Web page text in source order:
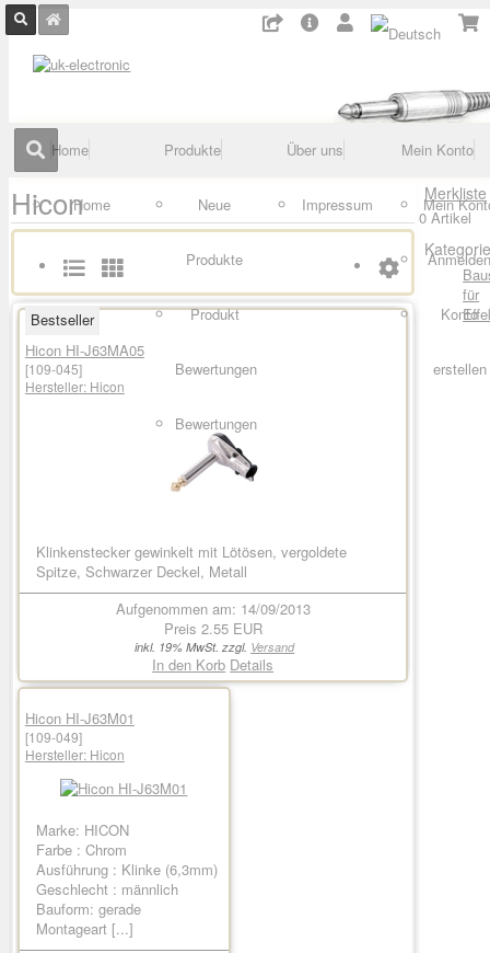
Home
Home
Produkte
Neue
Produkte
Produkt
Bewertungen
Bewertungen
Über uns
Impressum
Mein Konto
Mein
Anmelden
Konto
erstellen
Hicon
Bestseller
Hicon HI-J63MA05
[109-045]
Hersteller: Hicon
Klinkenstecker gewinkelt mit Lötösen, vergoldete
Spitze, Schwarzer Deckel, Metall
Aufgenommen am: 14/09/2013
Preis 2.55 EUR
inkl. 19% MwSt. zzgl. Versand
In den Korb Details
Hicon HI-J63M01
[109-049]
Hersteller: Hicon
Marke: HICON
Farbe : Chrom
Ausführung : Klinke (6,3mm)
Geschlecht : männlich
Bauform: gerade
Montageart [...]
Merkliste
0 Artikel
für